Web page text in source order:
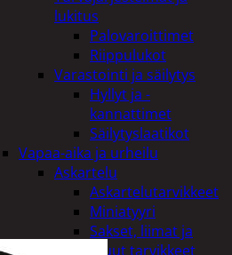
lukitus
Palovaroittimet
Riippulukot
Varastointi ja säilytys
Hyllyt ja -
kannattimet
Säilytyslaatikot
Vapaa-aika ja urheilu
Askartelu
Askartelutarvikkeet
Miniatyyri
Sakset, liimat ja
muut tarvikkeet